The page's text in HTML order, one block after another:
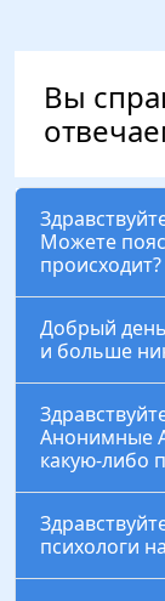
Вы
Можете
происходит?
Добрый
и больше
Анонимные
какую-либо
психологи